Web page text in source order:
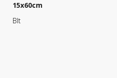
15x60cm
Blt